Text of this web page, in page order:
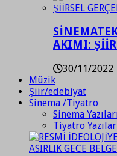
AKIMI:
30/11/2022
Müzik
Şiir/edebiyat
Sinema /Tiyatro
Sinema
Tiyatro